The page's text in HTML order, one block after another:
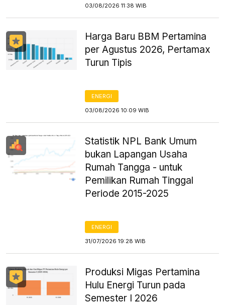
03/08/2026 11:38 WIB
Harga Baru BBM Pertamina
per Agustus 2026, Pertamax
Turun Tipis
ENERGI
03/08/2026 10:09 WIB
Statistik NPL Bank Umum
bukan Lapangan Usaha
Rumah Tangga - untuk
Pemilikan Rumah Tinggal
Periode 2015-2025
ENERGI
31/07/2026 19:28 WIB
Produksi Migas Pertamina
Hulu Energi Turun pada
Semester I 2026